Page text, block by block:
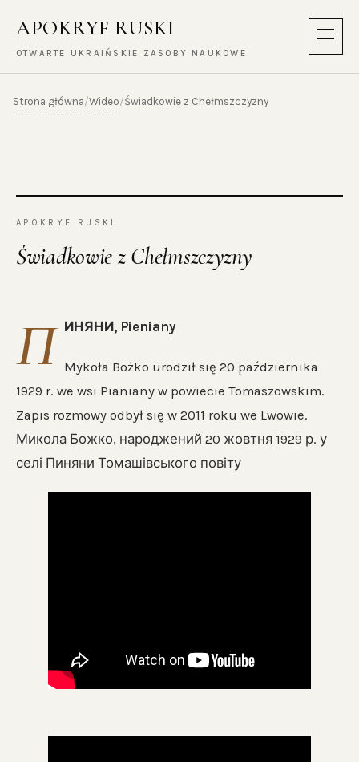
APOKRYF RUSKI
OTWARTE UKRAIŃSKIE ZASOBY NAUKOWE
Menu
Strona główna/Wideo/Świadkowie z Chełmszczyzny
APOKRYF RUSKI
Świadkowie z Chełmszczyzny
П ИНЯНИ, Pieniany
Mykoła Bożko urodził się 20 października
1929 r. we wsi Pianiany w powiecie Tomaszowskim.
Zapis rozmowy odbył się w 2011 roku we Lwowie.
Микола Божко, народжений 20 жовтня 1929 р. у
селі Пиняни Томашівського повіту